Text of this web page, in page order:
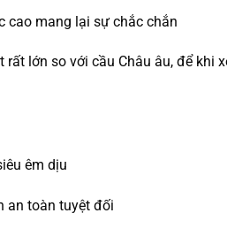
cao mang lại sự chắc chắn
lớn so với cầu Châu âu, để khi
êm dịu
an toàn tuyệt đối